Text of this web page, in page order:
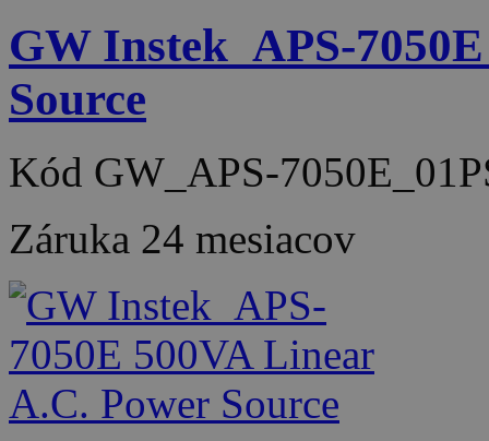
GW Instek_APS-
Source
Kód GW_APS-
Záruka 24 mesiacov